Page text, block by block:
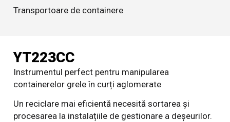
Transportoare de containere
YT223CC
Instrumentul perfect pentru manipularea
containerelor grele în curți aglomerate
Un reciclare mai eficientă necesită sortarea și
procesarea la instalațiile de gestionare a deșeurilor.